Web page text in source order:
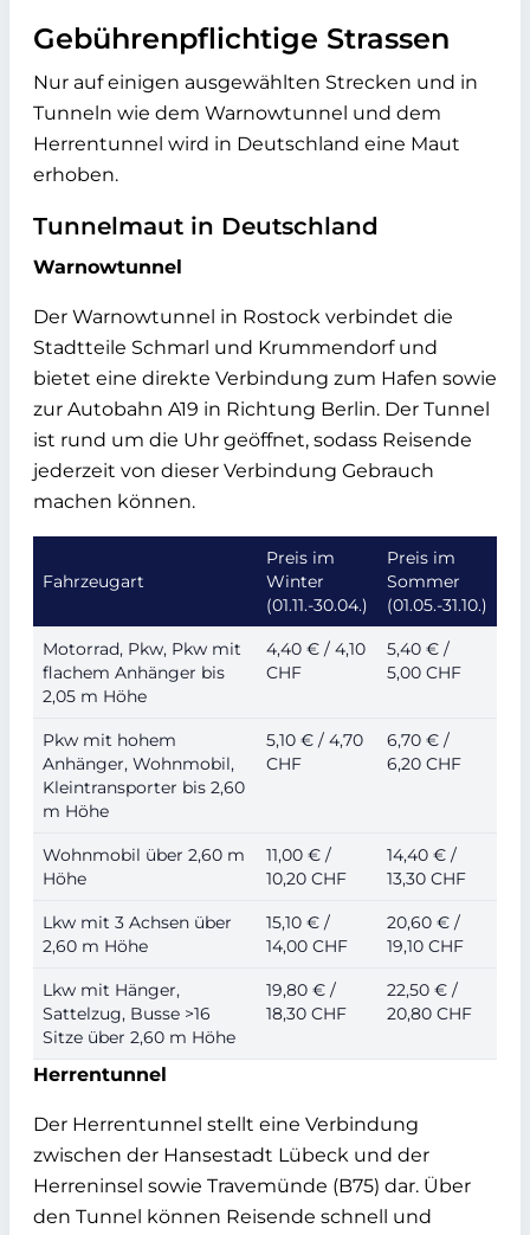
Gebührenpflichtige Strassen
Nur auf einigen ausgewählten Strecken und in
Tunneln wie dem Warnowtunnel und dem
Herrentunnel wird in Deutschland eine Maut
erhoben.
Tunnelmaut in Deutschland
Warnowtunnel
Der Warnowtunnel in Rostock verbindet die
Stadtteile Schmarl und Krummendorf und
bietet eine direkte Verbindung zum Hafen sowie
zur Autobahn A19 in Richtung Berlin. Der Tunnel
ist rund um die Uhr geöffnet, sodass Reisende
jederzeit von dieser Verbindung Gebrauch
machen können.
Fahrzeugart
Preis im
Winter
(01.11.-30.04.)
Preis im
Sommer
(01.05.-31.10.)
Motorrad, Pkw, Pkw mit
flachem Anhänger bis
2,05 m Höhe
4,40 € / 4,10
CHF
5,40 € /
5,00 CHF
Pkw mit hohem
Anhänger, Wohnmobil,
Kleintransporter bis 2,60
m Höhe
5,10 € / 4,70
CHF
6,70 € /
6,20 CHF
Wohnmobil über 2,60 m
Höhe
11,00 € /
10,20 CHF
14,40 € /
13,30 CHF
Lkw mit 3 Achsen über
2,60 m Höhe
15,10 € /
14,00 CHF
20,60 € /
19,10 CHF
Lkw mit Hänger,
Sattelzug, Busse >16
Sitze über 2,60 m Höhe
19,80 € /
18,30 CHF
22,50 € /
20,80 CHF
Herrentunnel
Der Herrentunnel stellt eine Verbindung
zwischen der Hansestadt Lübeck und der
Herreninsel sowie Travemünde (B75) dar. Über
den Tunnel können Reisende schnell und